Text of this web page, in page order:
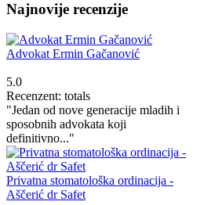
Najnovije recenzije
Advokat Ermin Gačanović
5.0
Recenzent: totals
"Jedan od nove generacije mladih i
sposobnih advokata koji
definitivno..."
Privatna stomatološka ordinacija -
Aščerić dr Safet